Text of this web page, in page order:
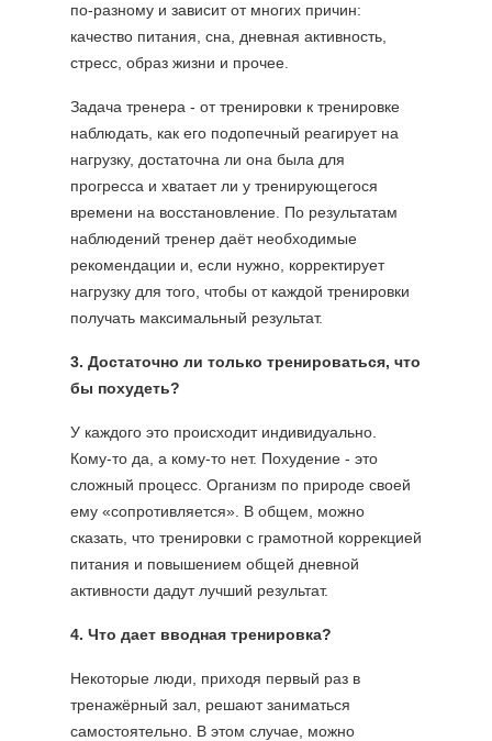
по-разному и зависит от многих причин:
качество питания, сна, дневная активность,
стресс, образ жизни и прочее.
Задача тренера - от тренировки к тренировке
наблюдать, как его подопечный реагирует на
нагрузку, достаточна ли она была для
прогресса и хватает ли у тренирующегося
времени на восстановление. По результатам
наблюдений тренер даёт необходимые
рекомендации и, если нужно, корректирует
нагрузку для того, чтобы от каждой тренировки
получать максимальный результат.
3. Достаточно ли только тренироваться, что
бы похудеть?
У каждого это происходит индивидуально.
Кому-то да, а кому-то нет. Похудение - это
сложный процесс. Организм по природе своей
ему «сопротивляется». В общем, можно
сказать, что тренировки с грамотной коррекцией
питания и повышением общей дневной
активности дадут лучший результат.
4. Что дает вводная тренировка?
Некоторые люди, приходя первый раз в
тренажёрный зал, решают заниматься
самостоятельно. В этом случае, можно